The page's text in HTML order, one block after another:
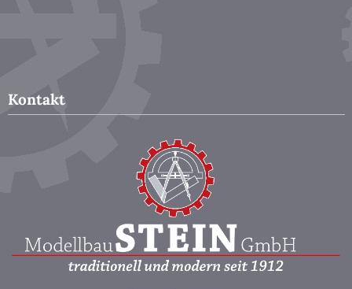
Kontakt